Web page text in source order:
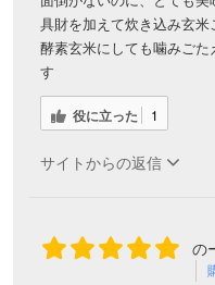
具財を加えて炊き込み玄米
酵素玄米にしても噛みごた
す
役に立った 1
サイトからの返信
の